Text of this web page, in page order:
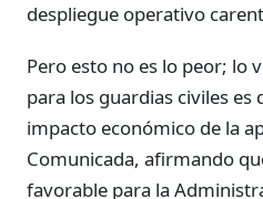
despliegue operativo
Pero esto no es lo peor; lo
para los guardias civiles
impacto económico de la
Comunicada, afirmando
favorable para la